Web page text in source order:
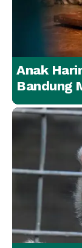
Anak
Bandung
Lainnya